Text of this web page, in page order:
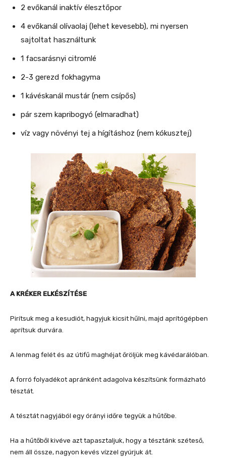
2 evőkanál inaktív élesztőpor
4 evőkanál olívaolaj (lehet kevesebb), mi nyersen
sajtoltat használtunk
1 facsarásnyi citromlé
2-3 gerezd fokhagyma
1 kávéskanál mustár (nem csípős)
pár szem kapribogyó (elmaradhat)
víz vagy növényi tej a hígításhoz (nem kókusztej)
A KRÉKER ELKÉSZÍTÉSE
Pirítsuk meg a kesudiót, hagyjuk kicsit hűlni, majd aprítógépben
aprítsuk durvára.
A lenmag felét és az útifű maghéjat őröljük meg kávédarálóban.
A forró folyadékot apránként adagolva készítsünk formázható
tésztát.
A tésztát nagyjából egy órányi időre tegyük a hűtőbe.
Ha a hűtőből kivéve azt tapasztaljuk, hogy a tésztánk széteső,
nem áll össze, nagyon kevés vízzel gyúrjuk át.